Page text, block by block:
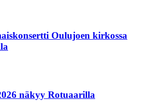
Oulujoen kirkossa
näkyy Rotuaarilla